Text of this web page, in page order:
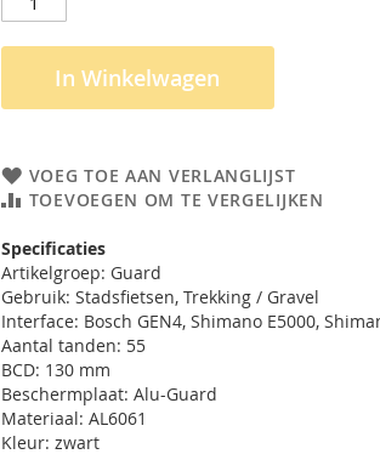
In Winkelwagen
VOEG TOE AAN VERLANGLIJST
TOEVOEGEN OM TE VERGELIJKEN
Specificaties
Artikelgroep: Guard
Gebruik: Stadsfietsen, Trekking / Gravel
Interface: Bosch GEN4, Shimano E5000,
Aantal tanden: 55
BCD: 130 mm
Beschermplaat: Alu-Guard
Materiaal: AL6061
Kleur: zwart